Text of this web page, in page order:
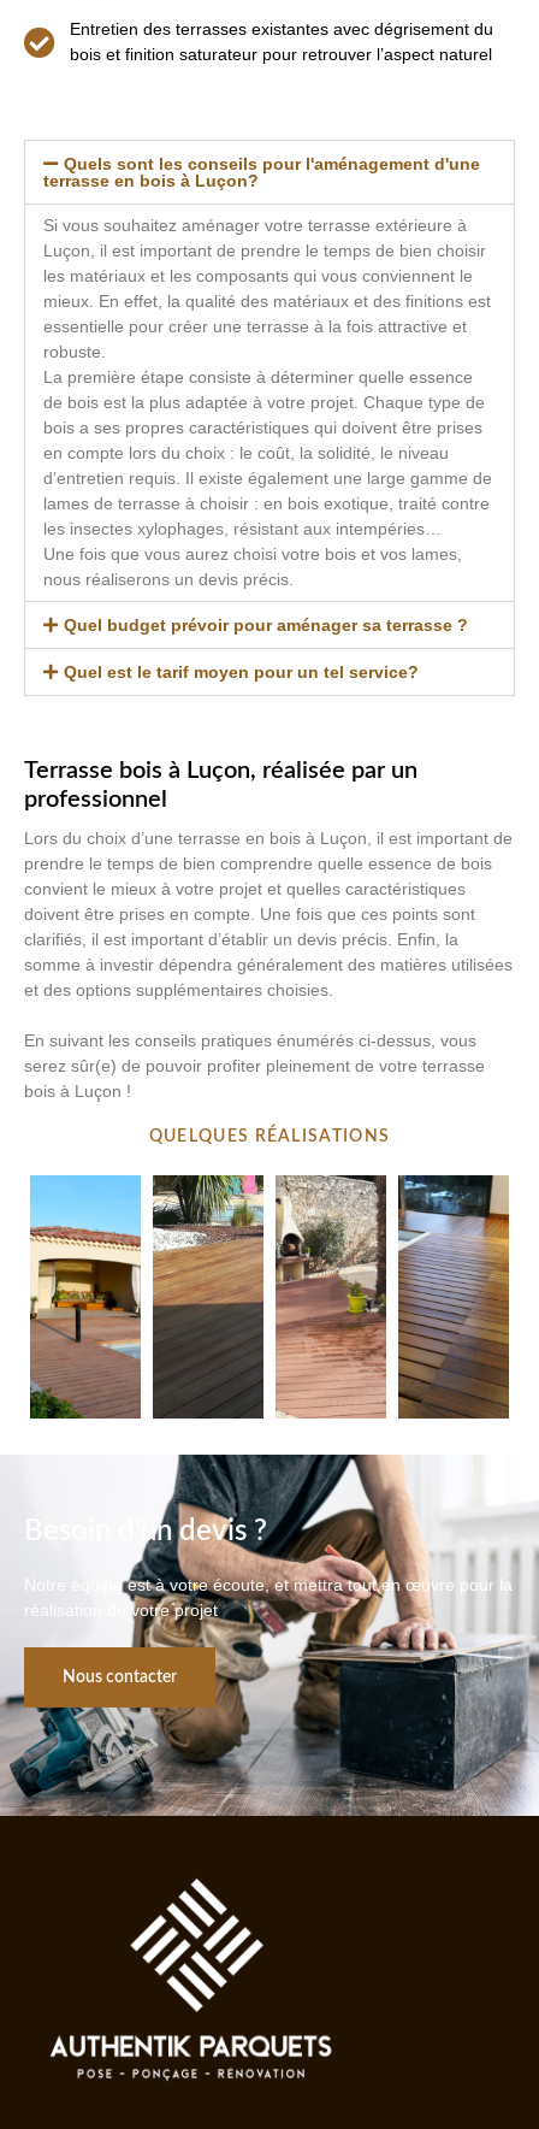
Entretien des terrasses existantes avec dégrisement du
bois et finition saturateur pour retrouver l’aspect naturel
Quels sont les conseils pour l'aménagement d'une
terrasse en bois à Luçon?
Si vous souhaitez aménager votre terrasse extérieure à
Luçon, il est important de prendre le temps de bien choisir
les matériaux et les composants qui vous conviennent le
mieux. En effet, la qualité des matériaux et des finitions est
essentielle pour créer une terrasse à la fois attractive et
robuste.
La première étape consiste à déterminer quelle essence
de bois est la plus adaptée à votre projet. Chaque type de
bois a ses propres caractéristiques qui doivent être prises
en compte lors du choix : le coût, la solidité, le niveau
d’entretien requis. Il existe également une large gamme de
lames de terrasse à choisir : en bois exotique, traité contre
les insectes xylophages, résistant aux intempéries…
Une fois que vous aurez choisi votre bois et vos lames,
nous réaliserons un devis précis.
Quel budget prévoir pour aménager sa terrasse ?
Quel est le tarif moyen pour un tel service?
Terrasse bois à Luçon, réalisée par un
professionnel
Lors du choix d’une terrasse en bois à Luçon, il est important de
prendre le temps de bien comprendre quelle essence de bois
convient le mieux à votre projet et quelles caractéristiques
doivent être prises en compte. Une fois que ces points sont
clarifiés, il est important d’établir un devis précis. Enfin, la
somme à investir dépendra généralement des matières utilisées
et des options supplémentaires choisies.
En suivant les conseils pratiques énumérés ci-dessus, vous
serez sûr(e) de pouvoir profiter pleinement de votre terrasse
bois à Luçon !
QUELQUES RÉALISATIONS
Besoin d'un devis ?
Notre équipe est à votre écoute, et mettra tout en œuvre pour la
réalisation de votre projet
Nous contacter